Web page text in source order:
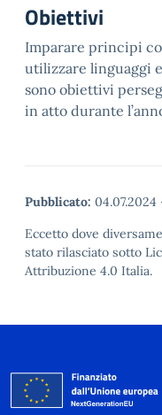
Obiettivi
Imparare principi
utilizzare linguaggi
sono obiettivi
in atto durante
Pubblicato: 04.07.2024
Eccetto dove
stato rilasciato sotto
Attribuzione 4.0 Italia.